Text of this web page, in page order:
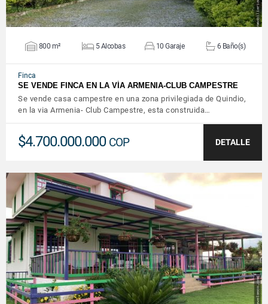
800 m² 5 Alcobas 10 Garaje 6 Baño(s)
Finca
SE VENDE FINCA EN LA VÍA ARMENIA-CLUB CAMPESTRE
Se vende casa campestre en una zona privilegiada de Quindio,
en la via Armenia- Club Campestre, esta construida…
$4.700.000.000 COP DETALLE
VER DETALLES